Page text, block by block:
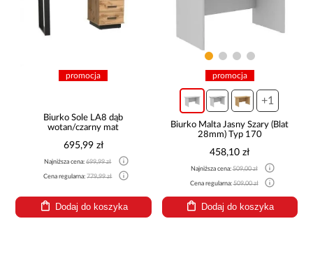
promocja
Biurko Sole LA8 dąb
wotan/czarny mat
695,99 zł
Najniższa cena:699,99 zł
Cena regularna:779,99 zł
Dodaj do koszyka
promocja
+1
Biurko Malta Jasny Szary (Blat
28mm) Typ 170
458,10 zł
Najniższa cena:509,00 zł
Cena regularna:509,00 zł
Dodaj do koszyka